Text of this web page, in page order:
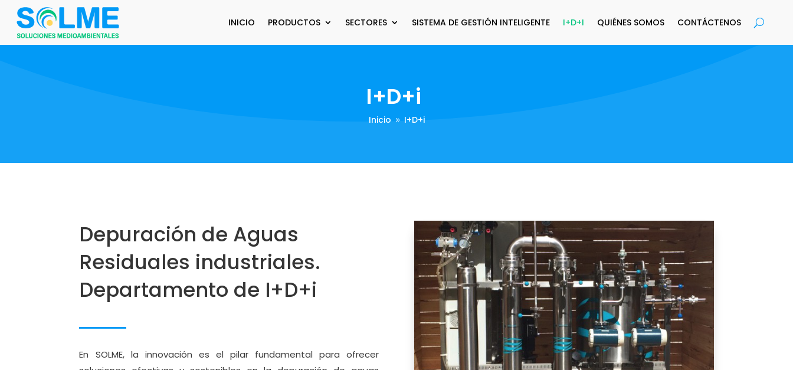
INICIO PRODUCTOS SECTORES SISTEMA DE GESTIÓN INTELIGENTE I+D+I QUIÉNES SOMOS CONTÁCTENOS
I+D+i
Inicio 9 I+D+i
Depuración de Aguas
Residuales industriales.
Departamento de I+D+i
En SOLME, la innovación es el pilar fundamental para ofrecer